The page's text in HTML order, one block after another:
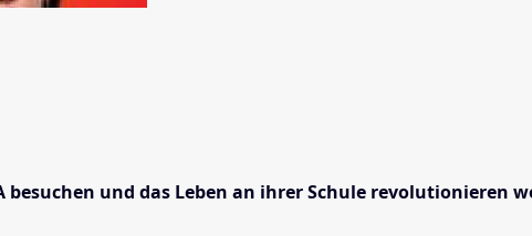
besuchen und das Leben an ihrer Schule revolutionieren